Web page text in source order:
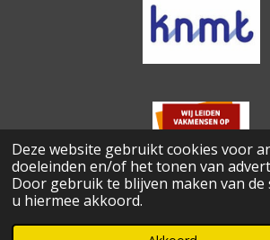
Deze website gebruikt cookies voor
doeleinden en/of het tonen van
Door gebruik te blijven maken van de
u hiermee akkoord.